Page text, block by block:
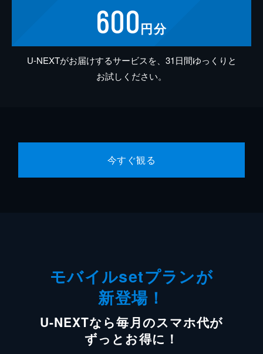
600円分
U-NEXTがお届けするサービスを、31日間ゆっくりと
お試しください。
今すぐ観る
モバイルsetプランが
新登場！
U-NEXTなら毎月のスマホ代が
ずっとお得に！